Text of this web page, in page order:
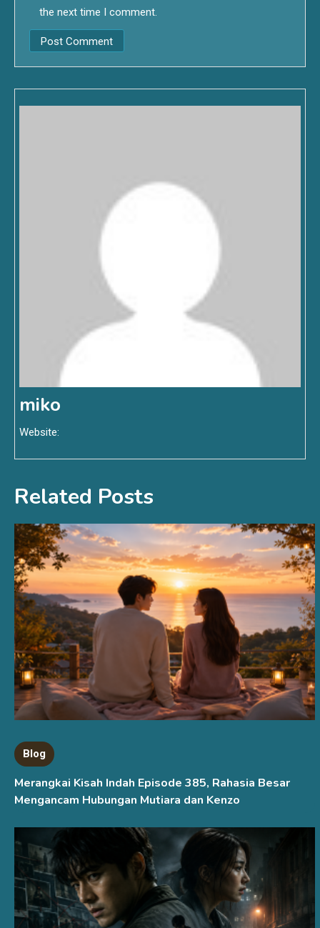
the next time I comment.
miko
Website:
Related Posts
Blog
Merangkai Kisah Indah Episode 385, Rahasia Besar
Mengancam Hubungan Mutiara dan Kenzo